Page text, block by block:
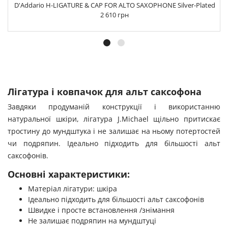
D'Addario H-LIGATURE & CAP FOR ALTO SAXOPHONE Silver-Plated
2 610 грн
Лігатура і ковпачок для альт саксофона
Завдяки продуманій конструкції і використанню
натуральної шкіри, лігатура J.Michael щільно притискає
тростину до мундштука і не залишає на ньому потертостей
чи подряпин. Ідеально підходить для більшості альт
саксофонів.
Основні характеристики:
Матеріал лігатури: шкіра
Ідеально підходить для більшості альт саксофонів
Швидке і просте встановлення /знімання
Не залишає подряпин на мундштуці